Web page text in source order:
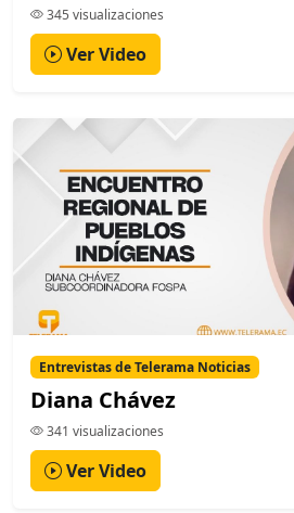
345 visualizaciones
Ver Video
Entrevistas de Telerama Noticias
Diana Chávez
341 visualizaciones
Ver Video